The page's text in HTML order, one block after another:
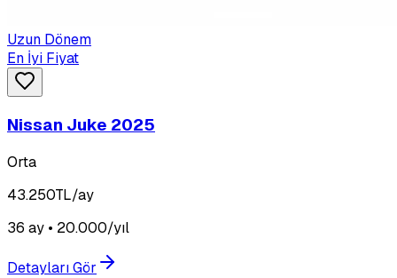
Uzun Dönem
En İyi Fiyat
Nissan Juke 2025
Orta
43.250TL/ay
36 ay • 20.000/yıl
Detayları Gör